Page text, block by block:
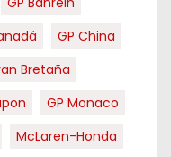
GP China
Bretaña
GP Monaco
McLaren-Honda